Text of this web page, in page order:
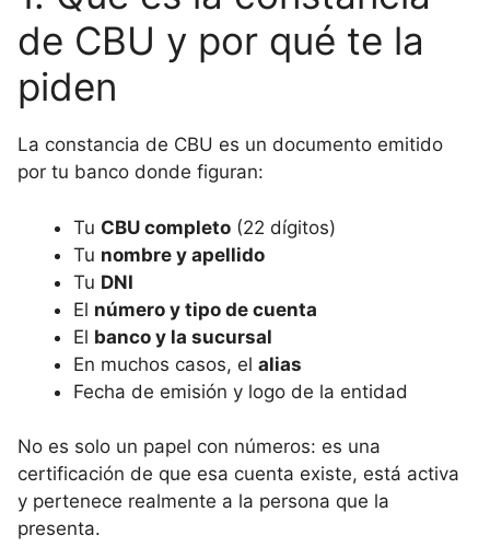
de CBU y por qué te la
piden
La constancia de CBU es un documento emitido
por tu banco donde figuran:
Tu CBU completo (22 dígitos)
Tu nombre y apellido
Tu DNI
El número y tipo de cuenta
El banco y la sucursal
En muchos casos, el alias
Fecha de emisión y logo de la entidad
No es solo un papel con números: es una
certificación de que esa cuenta existe, está activa
y pertenece realmente a la persona que la
presenta.